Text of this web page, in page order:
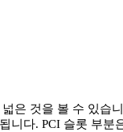
은 것을 볼 수 있습
니다. PCI 슬롯 부분